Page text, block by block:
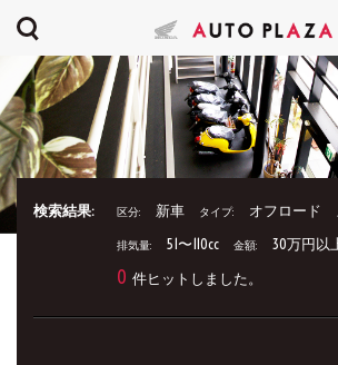
検索結果: 区分: 新車 タイプ: オフロード
排気量: 51〜110cc 金額: 30万円以
0 件ヒットしました。